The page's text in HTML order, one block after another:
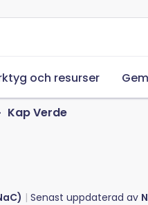
och resurser
Kap Verde
Senast uppdaterad av